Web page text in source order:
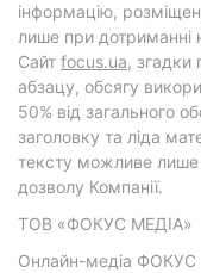
інформацію,
лише при дотриманні
Cайт focus.ua,
абзацу, обсягу
50% від загального
заголовку та ліда
тексту можливе
дозволу Компанії.
ТОВ «ФОКУС МЕДІА»
Онлайн-медіа ФОКУС